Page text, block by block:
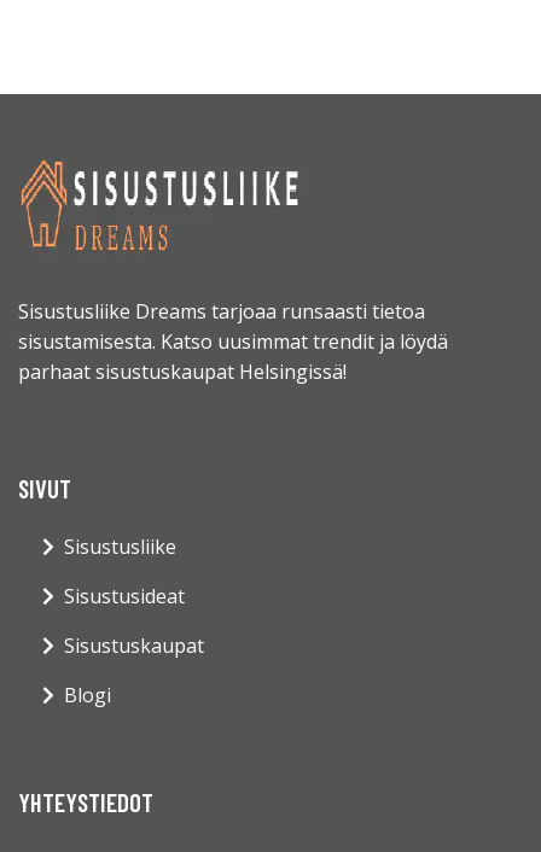
Sisustusliike Dreams tarjoaa runsaasti tietoa
sisustamisesta. Katso uusimmat trendit ja löydä
parhaat sisustuskaupat Helsingissä!
SIVUT
Sisustusliike
Sisustusideat
Sisustuskaupat
Blogi
YHTEYSTIEDOT